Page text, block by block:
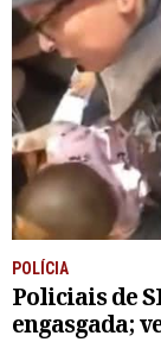
POLÍCIA
Policiais de
engasgada;